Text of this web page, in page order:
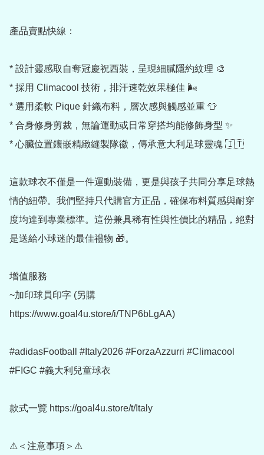
產品賣點快線：
* 設計靈感取自奪冠慶祝西裝，呈現細膩隱約紋理 🎨
* 採用 Climacool 技術，排汗速乾效果極佳 🌬️
* 選用柔軟 Pique 針織布料，層次感與觸感並重 👕
* 合身修身剪裁，無論運動或日常穿搭均能修飾身型 ✨
* 心臟位置鑲嵌精緻縫製隊徽，傳承意大利足球靈魂 🇮🇹
這款球衣不僅是一件運動裝備，更是與孩子共同分享足球熱
情的紐帶。我們堅持只代購官方正品，確保布料質感與耐穿
度均達到專業標準。這份兼具稀有性與性價比的精品，絕對
是送給小球迷的最佳禮物 🎁。
增值服務
~加印球員印字 (另購
https://www.goal4u.store/i/TNP6bLgAA)
#adidasFootball #Italy2026 #ForzaAzzurri #Climacool
#FIGC #義大利兒童球衣
款式一覽 https://goal4u.store/t/Italy
⚠＜注意事項＞⚠